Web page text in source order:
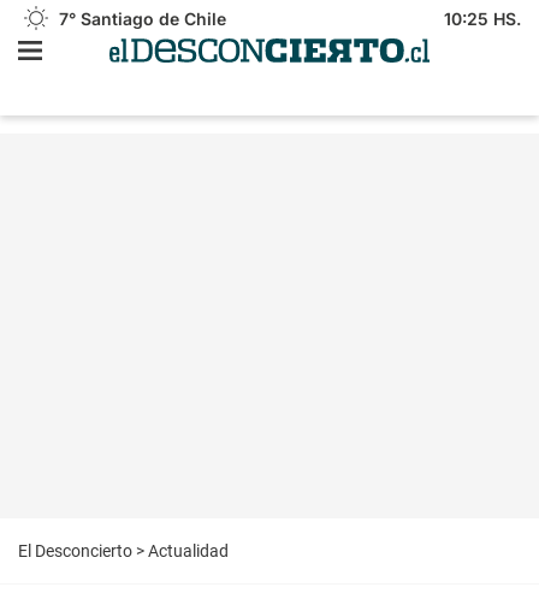
7° Santiago de Chile 10:25 HS.
El Desconcierto >Actualidad